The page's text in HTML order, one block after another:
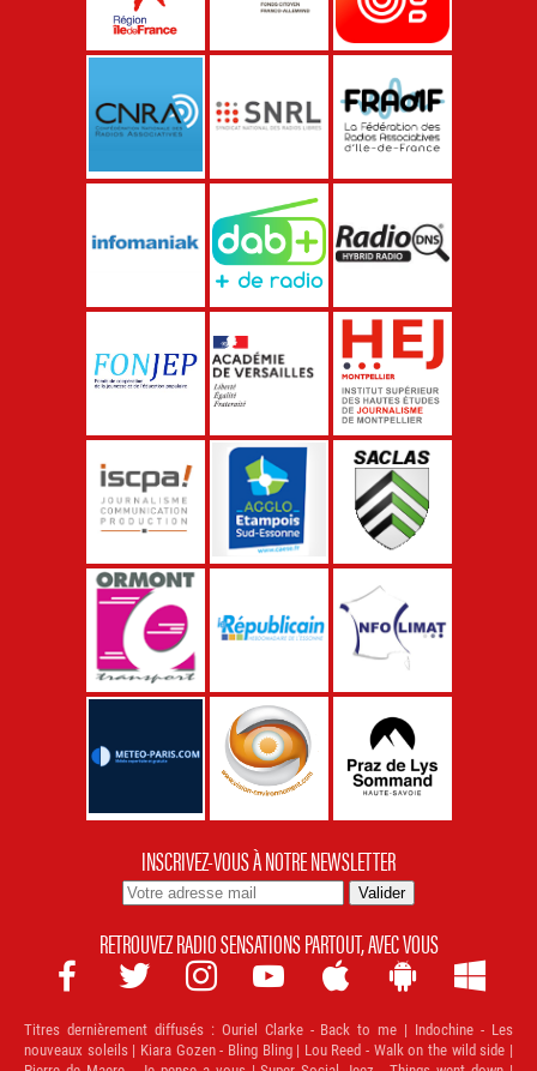
INSCRIVEZ-VOUS À NOTRE NEWSLETTER
RETROUVEZ RADIO SENSATIONS PARTOUT, AVEC VOUS
      
Titres dernièrement diffusés :Ouriel Clarke - Back to me | Indochine - Les
nouveaux soleils | Kiara Gozen - Bling Bling | Lou Reed - Walk on the wild side |